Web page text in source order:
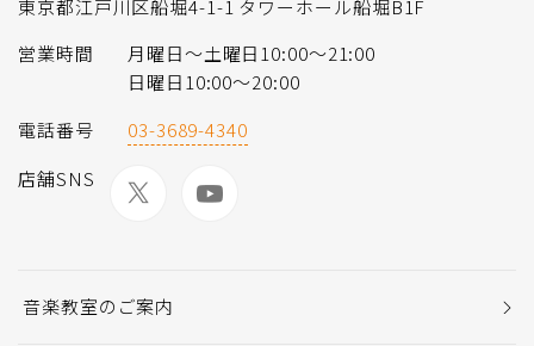
東京都江戸川区船堀4-1-1 タワーホール船堀B1F
営業時間
月曜日〜土曜日10:00〜21:00
日曜日10:00〜20:00
電話番号
03-3689-4340
店舗SNS
音楽教室のご案内